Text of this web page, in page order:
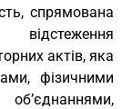
спрямована
актів, яка
фізичними